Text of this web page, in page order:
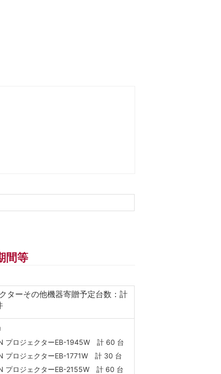
間等
ターその他機器寄贈予定台数：計
プロジェクターEB-1945W 計 60 台
プロジェクターEB-1771W 計 30 台
プロジェクターEB-2155W 計 60 台